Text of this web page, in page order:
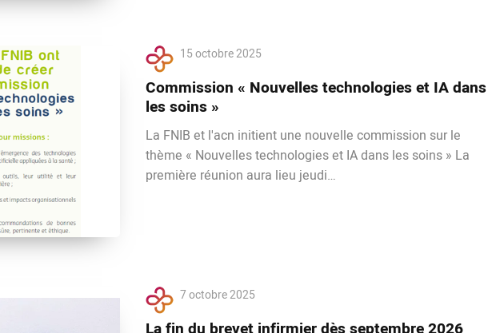
15 octobre 2025
Commission « Nouvelles technologies et IA dans
les soins »
La FNIB et l'acn initient une nouvelle commission sur le
thème « Nouvelles technologies et IA dans les soins » La
première réunion aura lieu jeudi…
7 octobre 2025